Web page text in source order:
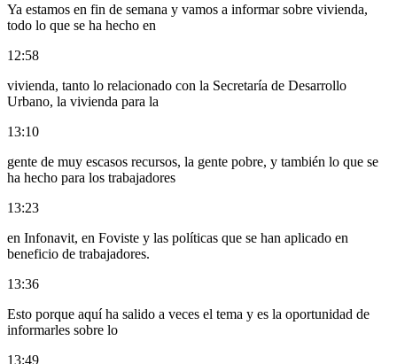
Ya estamos en fin de semana y vamos a informar sobre vivienda,
todo lo que se ha hecho en
12:58
vivienda, tanto lo relacionado con la Secretaría de Desarrollo
Urbano, la vivienda para la
13:10
gente de muy escasos recursos, la gente pobre, y también lo que se
ha hecho para los trabajadores
13:23
en Infonavit, en Foviste y las políticas que se han aplicado en
beneficio de trabajadores.
13:36
Esto porque aquí ha salido a veces el tema y es la oportunidad de
informarles sobre lo
13:49